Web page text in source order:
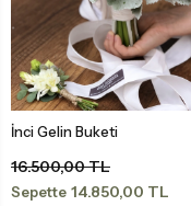
Sepete Ekle
İnci Gelin Buketi
16.500,00 TL
Sepette 14.850,00 TL